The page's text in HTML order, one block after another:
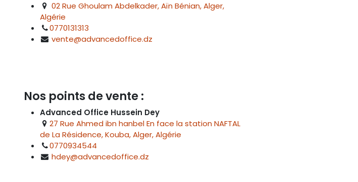
02 Rue Ghoulam Abdelkader, Aïn Bénian, Alger,
Algérie
0770131313
vente@advancedoffice.dz
Nos points de vente :
Advanced Office Hussein Dey
27 Rue Ahmed ibn hanbel En face la station NAFTAL
de La Résidence, Kouba, Alger, Algérie
0770934544
hdey@advancedoffice.dz